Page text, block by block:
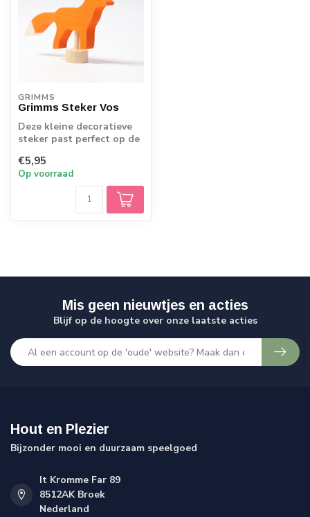
GRIMMS
Grimms Steker Vos
Deze kleine decoratieve
steker past perfect op de
ring. Z...
€5,95
Op voorraad
Mis geen nieuwtjes en acties
Blijf op de hoogte over onze laatste acties
Hout en Plezier
Bijzonder mooi en duurzaam speelgoed
It Kromme Far 89
8512AK Broek
Nederland